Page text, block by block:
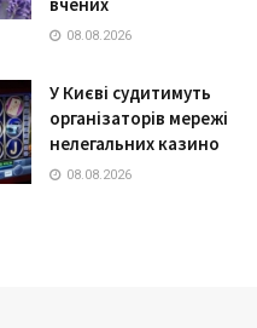
08.08.2026
У Києві судитимуть
організаторів мережі
нелегальних казино
08.08.2026